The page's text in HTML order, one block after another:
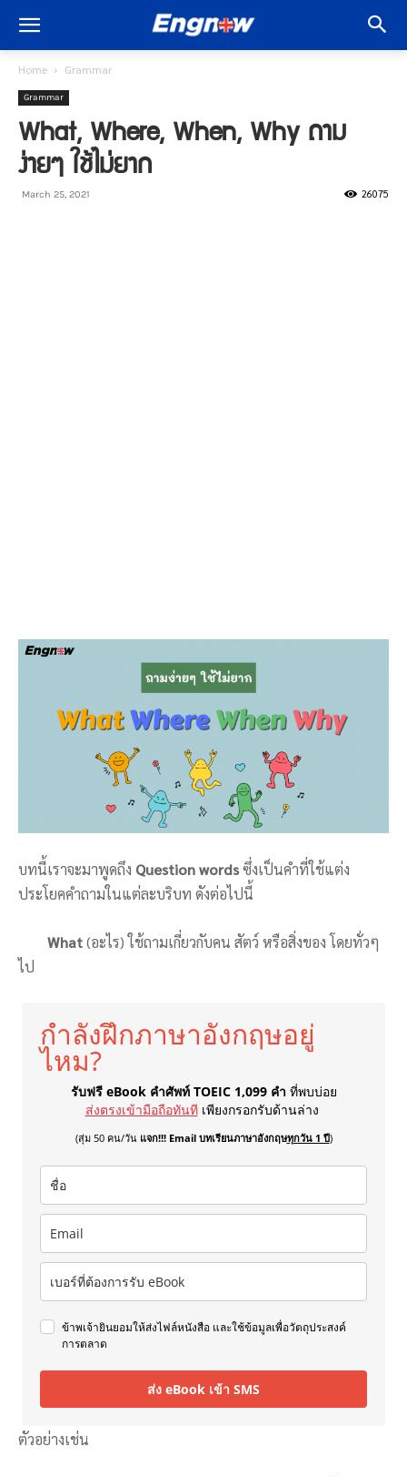
Home Grammar
Grammar
What, Where, When, Why ถาม
ง่ายๆ ใช้ไม่ยาก
March 25, 2021 26075
บทนี้เราจะมาพูดถึง Question wordsซึ่งเป็นคำที่ใช้แต่ง
ประโยคคำถามในแต่ละบริบท ดังต่อไปนี้
What(อะไร) ใช้ถามเกี่ยวกับคน สัตว์ หรือสิ่งของ โดยทั่วๆ
ไป
กำลังฝึกภาษาอังกฤษอยู่
ไหม?
รับฟรี eBook คำศัพท์ TOEIC 1,099 คำ ที่พบบ่อย
ส่งตรงเข้ามือถือทันที เพียงกรอกรับด้านล่าง
(สุ่ม 50 คน/วัน แจก!!! Email บทเรียนภาษาอังกฤษทุกวัน 1 ปี)
ข้าพเจ้ายินยอมให้ส่งไฟล์หนังสือ และใช้ข้อมูลเพื่อวัตถุประสงค์
การตลาด
ส่ง eBook เข้า SMS
ตัวอย่างเช่น